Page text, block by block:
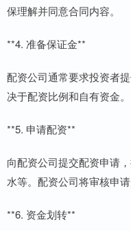
保理解并同意合同内容。
**4. 准备保证金**
配资公司通常要求投资者
决于配资比例和自有资金。
**5. 申请配资**
向配资公司提交配资申请
水等。配资公司将审核申请
**6. 资金划转**